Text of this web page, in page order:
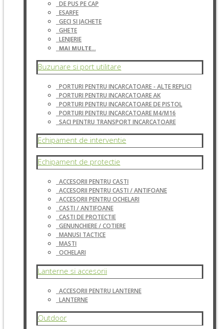
DE PUS PE CAP
ESARFE
GECI SI JACHETE
GHETE
LENJERIE
MAI MULTE...
Buzunare si port utilitare
PORTURI PENTRU INCARCATOARE - ALTE REPLICI
PORTURI PENTRU INCARCATOARE AK
PORTURI PENTRU INCARCATOARE DE PISTOL
PORTURI PENTRU INCARCATOARE M4/M16
SACI PENTRU TRANSPORT INCARCATOARE
Echipament de interventie
Echipament de protectie
ACCESORII PENTRU CASTI
ACCESORII PENTRU CASTI / ANTIFOANE
ACCESORII PENTRU OCHELARI
CASTI / ANTIFOANE
CASTI DE PROTECTIE
GENUNCHIERE / COTIERE
MANUSI TACTICE
MASTI
OCHELARI
Lanterne si accesorii
ACCESORII PENTRU LANTERNE
LANTERNE
Outdoor